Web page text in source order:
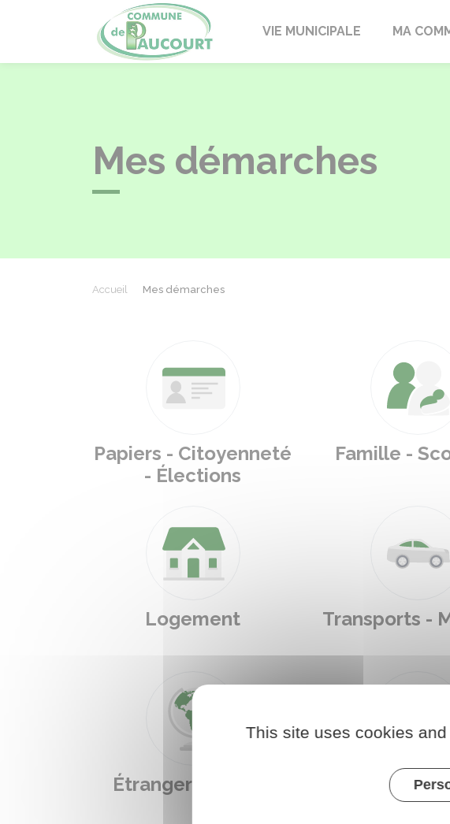
PaucourtVIE MUNICIPALE MA
Mes démarches
Accueil Mes démarches
Papiers - Citoyenneté
- Élections
Famille -
Logement Transports -
Étranger - Europe
Loisirs -
This site uses cookies